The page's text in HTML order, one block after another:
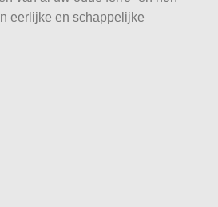
eerlijke en schappelijke